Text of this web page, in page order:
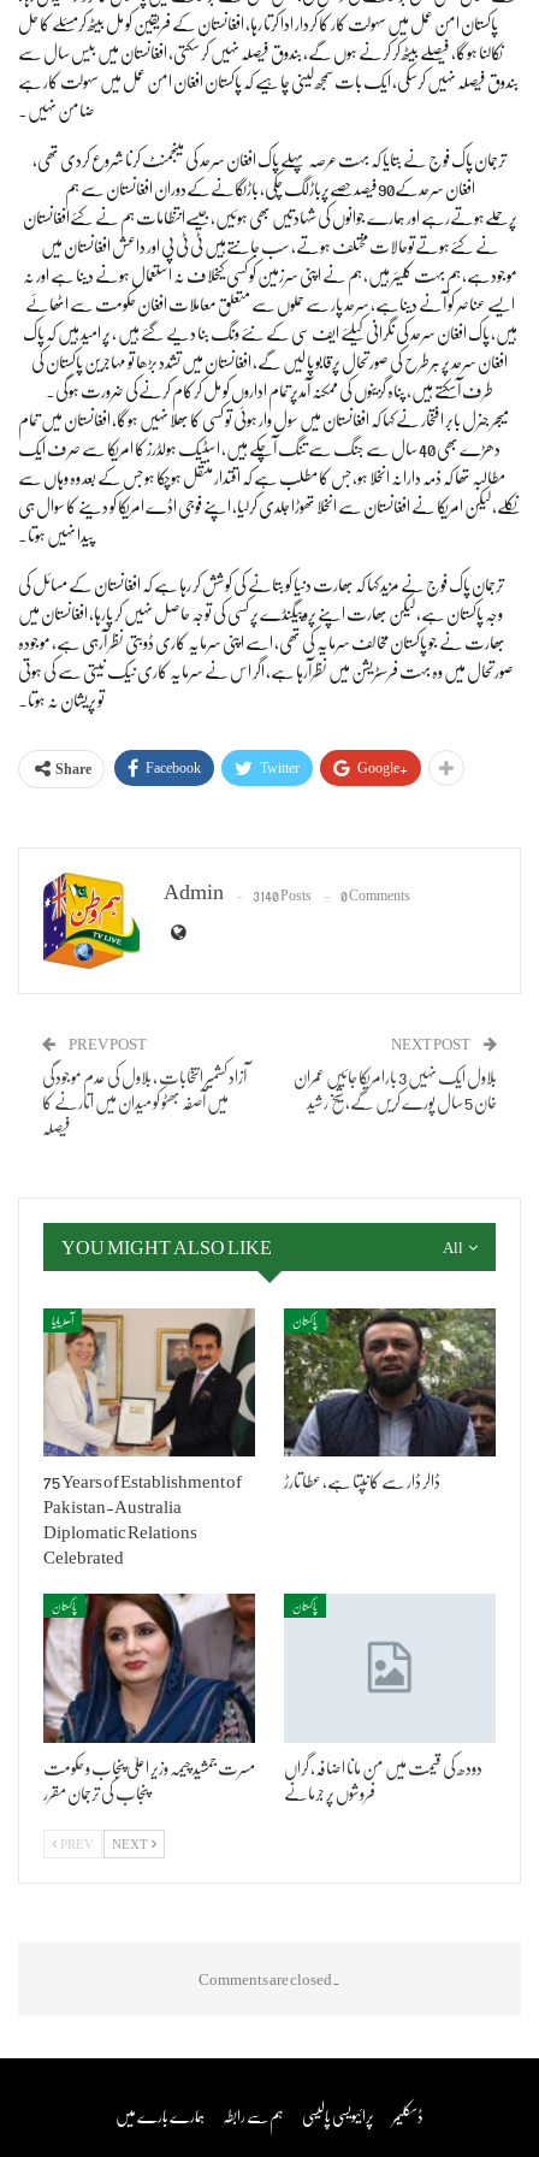
پاکستان امن عمل میں سہولت کار کا کردار ادا کرتا رہا، افغانستان کے فریقین کو مل بیٹھ کرمسئلے کا حل
نکالنا ہوگا، فیصلے بیٹھ کر کرنے ہوں گے، بندوق فیصلہ نہیں کر سکتی، افغانستان میں بیس سال سے
بندوق فیصلہ نہیں کرسکی، ایک بات سمجھ لینی چاہیے کہ پاکستان افغان امن عمل میں سہولت کار ہے
ضامن نہیں۔
ترجمان پاک فوج نے بتایا کہ بہت عرصہ پہلے پاک افغان سرحد کی مینجمنٹ کرنا شروع کردی تھی،
افغان سرحدکے90فیصد حصےپرباڑلگ چکی، باڑلگانےکےدوران افغانستان سے ہم
پرحملےہوتےرہے اور ہمارے جوانوں کی شہادتیں بھی ہوئیں، جیسےانتظامات ہم نے کئےافغانستان
نے کئےہوتےتوحالات مختلف ہوتے، سب جانتےہیں ٹی ٹی پی اور داعش افغانستان میں
موجودہے، ہم بہت کلیئر ہیں، ہم نے اپنی سرزمین کو کسی کیخلاف نہ استعمال ہونے دینا ہے اور نہ
ایسے عناصر کو آنے دیناہے، سرحد پار سے حملوں سے متعلق معاملات افغان حکومت سے اٹھائے
ہیں، پاک افغان سرحد کی نگرانی کیلئے ایف سی کے نئے ونگ بنا دیے گئے ہیں ، پر امید ہیں کہ پاک
افغان سرحد پر ہرطرح کی صورتحال پرقابو پا لیں گے، افغانستان میں تشدد بڑھا تو مہاجرین پاکستان کی
طرف آسکتے ہیں، پناہ گزینوں کی ممکنہ آمدپرتمام اداروں کو مل کرکام کرنےکی ضرورت ہوگی۔
میجر جنرل بابر افتخار نے کہا کہ افغانستان میں سول وار ہوئی تو کسی کا بھلا نہیں ہوگا، افغانستان میں تمام
دھڑے بھی 40 سال سے جنگ سے تنگ آچکے ہیں، اسٹیک ہولڈرز کا امریکا سے صرف ایک
مطالبہ تھا کہ ذمہ دارانہ انخلا ہو، جس کا مطلب ہے کہ اقتدار منتقل ہوچکا ہو جس کے بعد وہ وہاں سے
نکلے، لیکن امریکا نے افغانستان سے انخلا تھوڑا جلدی کرلیا، اپنے فوجی اڈے امریکا کو دینے کا سوال ہی
پیدا نہیں ہوتا۔
ترجمان پاک فوج نے مزید کہا کہ بھارت دنیا کو بتانے کی کوشش کر رہا ہے کہ افغانستان کے مسائل کی
وجہ پاکستان ہے، لیکن بھارت اپنے پروپیگنڈے پر کسی کی توجہ حاصل نہیں کر پارہا، افغانستان میں
بھارت نے جو پاکستان مخالف سرمایہ کی تھی، اسے اپنی سرمایہ کاری ڈوبتی نظر آرہی ہے، موجودہ
صورتحال میں وہ بہت فرسٹریشن میں نظرآرہا ہے، اگر اس نے سرمایہ کاری نیک نیتی سے کی ہوتی
تو پریشان نہ ہوتا۔
Share Facebook Twitter Google+
Admin 3140 Posts 0 Comments
PREV POST
آزاد کشمیر انتخابات ، بلاول کی عدم موجودگی
میں آصفہ بھٹو کو میدان میں اتارنے کا
فیصلہ
NEXT POST
بلاول ایک نہیں 3 بارامریکا جائیں عمران
خان 5 سال پورے کریں گے، شیخ رشید
All
YOU MIGHT ALSO LIKE
آسٹریلیا
75 Years of Establishment of
Pakistan-Australia
Diplomatic Relations
Celebrated
پاکستان
ڈالر ڈار سے کانپتا ہے، عطا تارڑ
پاکستان
مسرت جمشید چیمہ وزیر اعلیٰ پنجاب و حکومت
پنجاب کی ترجمان مقرر
پاکستان
دودھ کی قیمت میں من مانا اضافہ، گراں
فروشوں پر جرمانے
PREV NEXT
Comments are closed.
ہمارے بارے میں ہم سے رابطہ پرائیویسی پالیسی ڈسکلیمر